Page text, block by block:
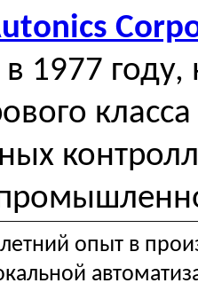
1977
опыт в